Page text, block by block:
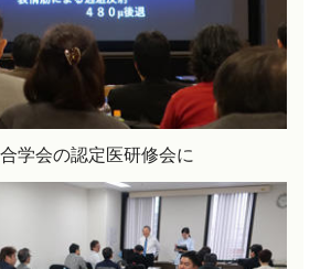
学会の認定医研修会に